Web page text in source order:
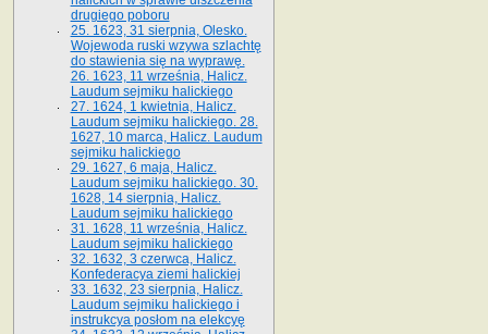
drugiego poboru
25. 1623, 31 sierpnia, Olesko.
Wojewoda ruski wzywa szlachtę
do stawienia się na wyprawę.
26. 1623, 11 września, Halicz.
Laudum sejmiku halickiego
27. 1624, 1 kwietnia, Halicz.
Laudum sejmiku halickiego. 28.
1627, 10 marca, Halicz. Laudum
sejmiku halickiego
29. 1627, 6 maja, Halicz.
Laudum sejmiku halickiego. 30.
1628, 14 sierpnia, Halicz.
Laudum sejmiku halickiego
31. 1628, 11 września, Halicz.
Laudum sejmiku halickiego
32. 1632, 3 czerwca, Halicz.
Konfederacya ziemi halickiej
33. 1632, 23 sierpnia, Halicz.
Laudum sejmiku halickiego i
instrukcya posłom na elekcyę